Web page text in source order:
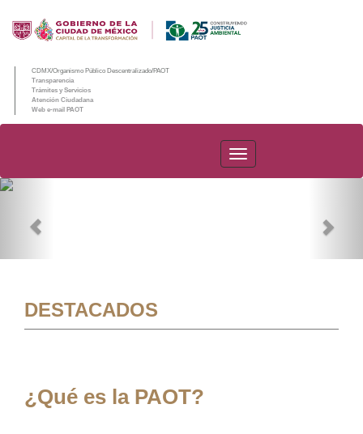
CDMX/Organismo Público Descentralizado/PAOT
Transparencia
Trámites y Servicios
Atención Ciudadana
Web e-mail PAOT
PAOT
DESTACADOS
¿Qué es la PAOT?